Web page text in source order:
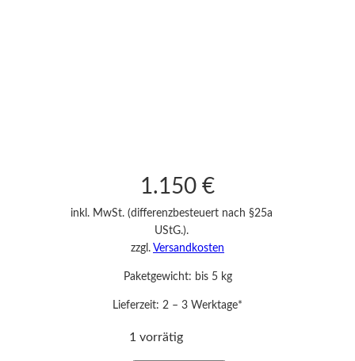
1.150 €
inkl. MwSt. (differenzbesteuert nach §25a
UStG.).
zzgl. Versandkosten
Paketgewicht: bis 5 kg
Lieferzeit: 2 – 3 Werktage*
1 vorrätig